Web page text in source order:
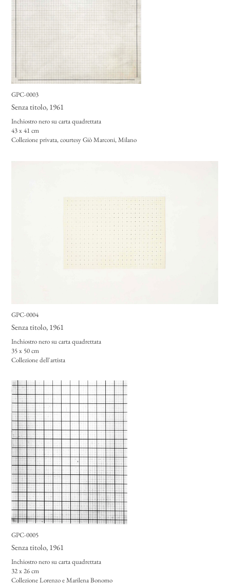
GPC-0003
Senza titolo, 1961
Inchiostro nero su carta quadrettata
43 x 41 cm
Collezione privata, courtesy Giò Marconi, Milano
GPC-0004
Senza titolo, 1961
Inchiostro nero su carta quadrettata
35 x 50 cm
Collezione dell'artista
GPC-0005
Senza titolo, 1961
Inchiostro nero su carta quadrettata
32 x 26 cm
Collezione Lorenzo e Marilena Bonomo